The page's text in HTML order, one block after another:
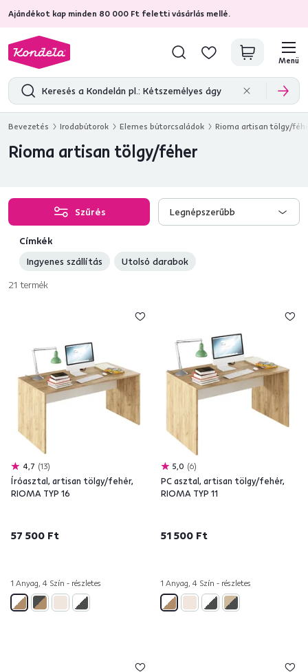
Ajándékot kap minden 80 000 Ft feletti vásárlás mellé.
4,7 31 285 ellenőrzött termékértékelések
Menü
Bevezetés Irodabútorok Elemes bútorcsaládok Rioma artisan tölgy/
Rioma artisan tölgy/féher
Szűrés Legnépszerűbb
Címkék
Ingyenes szállítás
Utolsó darabok
21 termék
4,7 13
Íróasztal, artisan tölgy/fehér,
RIOMA TYP 16
57 500 Ft
1 Anyag, 4 Szín - részletes
5,0 6
PC asztal, artisan tölgy/fehér,
RIOMA TYP 11
51 500 Ft
1 Anyag, 4 Szín - részletes